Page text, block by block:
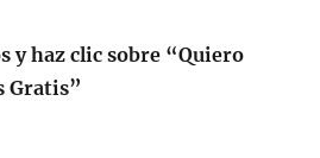
y haz clic sobre “Quiero
Gratis”